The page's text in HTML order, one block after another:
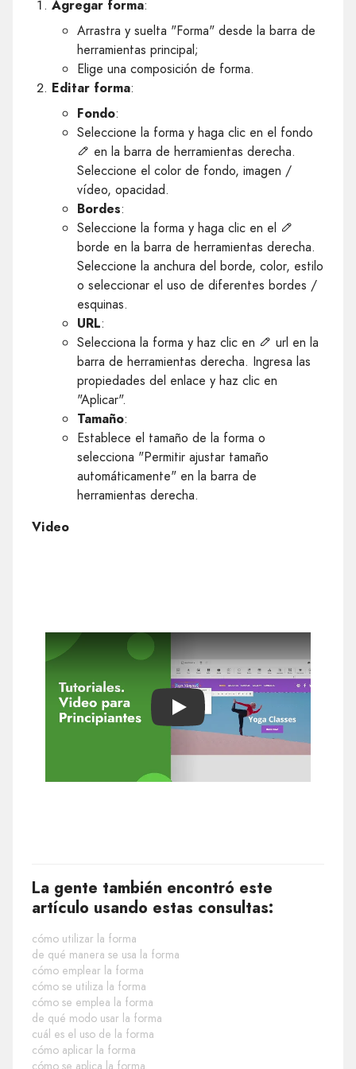
Agregar forma:
Arrastra y suelta "Forma" desde la barra de
herramientas principal;
Elige una composición de forma.
Editar forma:
Fondo:
Seleccione la forma y haga clic en el fondo
en la barra de herramientas derecha.
Seleccione el color de fondo, imagen /
vídeo, opacidad.
Bordes:
Seleccione la forma y haga clic en el
borde en la barra de herramientas derecha.
Seleccione la anchura del borde, color, estilo
o seleccionar el uso de diferentes bordes /
esquinas.
URL:
Selecciona la forma y haz clic en
url en la
barra de herramientas derecha. Ingresa las
propiedades del enlace y haz clic en
"Aplicar".
Tamaño:
Establece el tamaño de la forma o
selecciona "Permitir ajustar tamaño
automáticamente" en la barra de
herramientas derecha.
Video
Play
La gente también encontró este
artículo usando estas consultas:
cómo utilizar la forma
de qué manera se usa la forma
cómo emplear la forma
cómo se utiliza la forma
cómo se emplea la forma
de qué modo usar la forma
cuál es el uso de la forma
cómo aplicar la forma
cómo se aplica la forma